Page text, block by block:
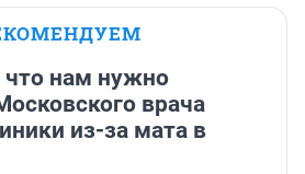
что нам нужно
врача
из-за мата в